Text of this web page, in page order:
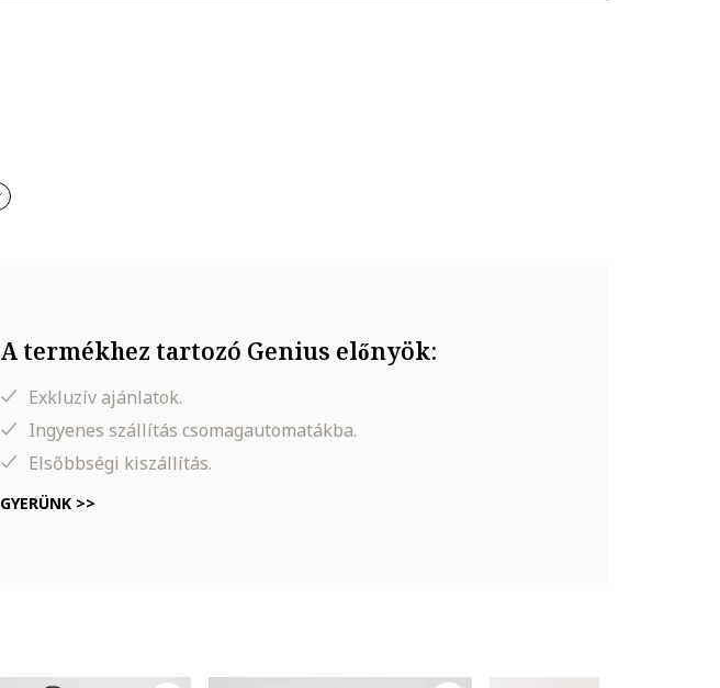
A termékhez tartozó Genius előnyök:
Exkluzív ajánlatok.
Ingyenes szállítás csomagautomatákba.
Elsőbbségi kiszállítás.
GYERÜNK >>